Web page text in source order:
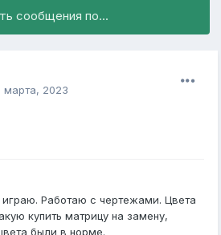
сообщения по...
марта, 2023
Работаю с чертежами. Цвета
купить матрицу на замену,
были в норме.